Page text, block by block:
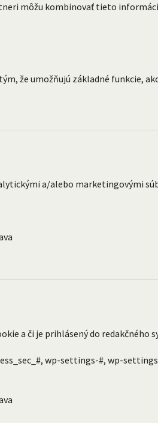
môžu kombinovať tieto
že umožňujú základné funkcie,
a/alebo marketingovými
a či je prihlásený do
wp-settings-#, wp-